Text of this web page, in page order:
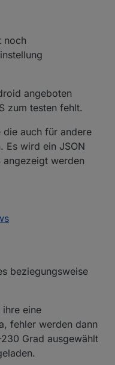
noch
angeboten
zum testen fehlt.
die auch für andere
Es wird ein JSON
angezeigt werden
beziegungsweise
ihre eine
fehler werden dann
Grad ausgewählt